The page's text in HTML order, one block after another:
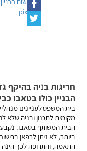
חריגות בניה בהיקף
הבניין כולו בטאבו
בית המשפט לעניינים
מקומית לתכנון ובניה שלא
הבית המשותף בטאבו. נקבע
ביותר, לא ניתן לרפאן
התאמה, והתרופה לכך